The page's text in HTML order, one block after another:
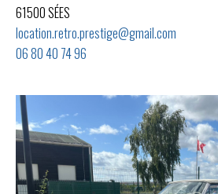
61500 SÉES
location.retro.prestige@gmail.com
06 80 40 74 96